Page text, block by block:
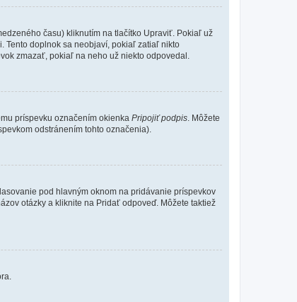
času) kliknutím na tlačítko Upraviť. Pokiaľ už
Tento doplnok sa neobjaví, pokiaľ zatiaľ nikto
zmazať, pokiaľ na neho už niekto odpovedal.
príspevku označením okienka Pripojiť podpis . Môžete
odstránením tohto označenia).
pod hlavným oknom na pridávanie príspevkov
otázky a kliknite na Pridať odpoveď. Môžete taktiež